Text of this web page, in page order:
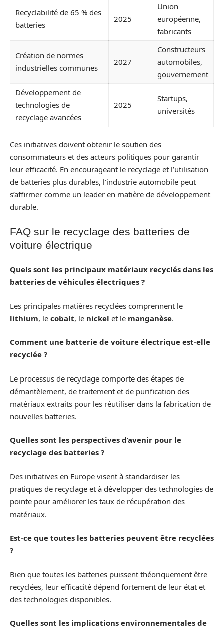
Recyclabilité de 65 % des
batteries
2025
Union
européenne,
fabricants
Création de normes
industrielles communes
2027
Constructeurs
automobiles,
gouvernement
Développement de
technologies de
recyclage avancées
2025
Startups,
universités
Ces initiatives doivent obtenir le soutien des
consommateurs et des acteurs politiques pour garantir
leur efficacité. En encourageant le recyclage et l’utilisation
de batteries plus durables, l’industrie automobile peut
s’affirmer comme un leader en matière de développement
durable.
FAQ sur le recyclage des batteries de
voiture électrique
Quels sont les principaux matériaux recyclés dans les
batteries de véhicules électriques ?
Les principales matières recyclées comprennent le
lithium, le cobalt, le nickel et le manganèse.
Comment une batterie de voiture électrique est-elle
recyclée ?
Le processus de recyclage comporte des étapes de
démantèlement, de traitement et de purification des
matériaux extraits pour les réutiliser dans la fabrication de
nouvelles batteries.
Quelles sont les perspectives d’avenir pour le
recyclage des batteries ?
Des initiatives en Europe visent à standardiser les
pratiques de recyclage et à développer des technologies de
pointe pour améliorer les taux de récupération des
matériaux.
Est-ce que toutes les batteries peuvent être recyclées
?
Bien que toutes les batteries puissent théoriquement être
recyclées, leur efficacité dépend fortement de leur état et
des technologies disponibles.
Quelles sont les implications environnementales de